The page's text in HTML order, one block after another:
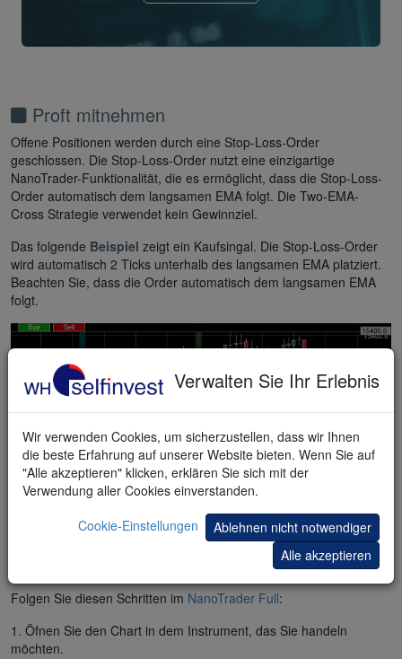
Proft mitnehmen
Offene Positionen werden durch eine Stop-Loss-Order
geschlossen. Die Stop-Loss-Order nutzt eine einzigartige
NanoTrader-Funktionalität, die es ermöglicht, dass die Stop-Loss-
Order automatisch dem langsamen EMA folgt. Die Two-EMA-
Cross Strategie verwendet kein Gewinnziel.
Das folgende Beispiel zeigt ein Kaufsingal. Die Stop-Loss-Order
wird automatisch 2 Ticks unterhalb des langsamen EMA platziert.
Beachten Sie, dass die Order automatisch dem langsamen EMA
folgt.
KOSTENLOSE Day-Trading Strategie
Folgen Sie diesen Schritten im NanoTrader Full:
1. Öfnen Sie den Chart in dem Instrument, das Sie handeln
möchten.
Verwalten Sie Ihr Erlebnis
Wir verwenden Cookies, um sicherzustellen, dass wir Ihnen
die beste Erfahrung auf unserer Website bieten. Wenn Sie auf
"Alle akzeptieren" klicken, erklären Sie sich mit der
Verwendung aller Cookies einverstanden.
Cookie-Einstellungen
Ablehnen nicht notwendiger
Alle akzeptieren